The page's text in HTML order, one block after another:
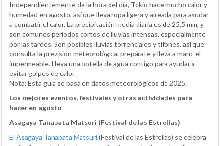
Independientemente de la hora del día, Tokio hace mucho calor y
humedad en agosto, así que lleva ropa ligera y aireada para ayudar
a combatir el calor. La precipitación media diaria es de 25,5 mm, y
son comunes periodos cortos de lluvias intensas, especialmente
por las tardes. Son posibles lluvias torrenciales y tifones, así que
consulta la previsión meteorológica, prepárate y lleva a mano el
impermeable. Lleva una botella de agua contigo para ayudar a
evitar golpes de calor.
Nota: Esta guía se basa en datos meteorológicos de 2025.
Los mejores eventos, festivales y otras actividades para
hacer en agosto
Asagaya Tanabata Matsuri (Festival de las Estrellas)
El Asagaya Tanabata Matsuri(Festival de las Estrellas) se celebra